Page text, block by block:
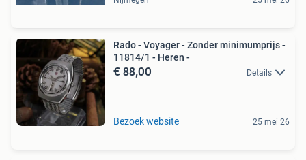
Rado - Voyager - Zonder minimumprijs -
11814/1 - Heren -
€ 88,00 Details
Bezoek website 25 mei 26